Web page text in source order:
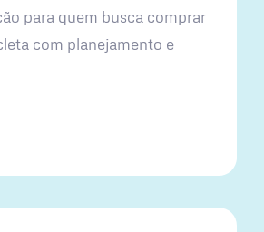
para quem busca comprar
com planejamento e